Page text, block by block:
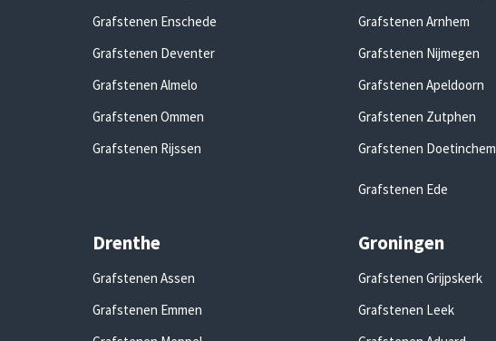
Grafstenen Enschede
Grafstenen Deventer
Grafstenen Almelo
Grafstenen Ommen
Grafstenen Rijssen
Grafstenen Arnhem
Grafstenen Nijmegen
Grafstenen Apeldoorn
Grafstenen Zutphen
Grafstenen Doetinchem
Grafstenen Ede
Drenthe
Grafstenen Assen
Grafstenen Emmen
Groningen
Grafstenen Grijpskerk
Grafstenen Leek